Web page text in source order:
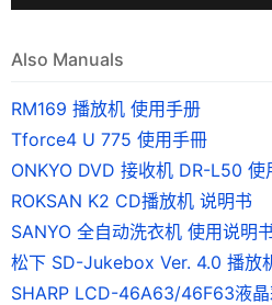
Also Manuals
RM169 播放机 使用手册
Tforce4 U 775 使用手冊
ONKYO DVD 接收机 DR-L50 使
ROKSAN K2 CD播放机 说明书
SANYO 全自动洗衣机 使用说明
松下 SD-Jukebox Ver. 4.0 播放
SHARP LCD-46A63/46F63液